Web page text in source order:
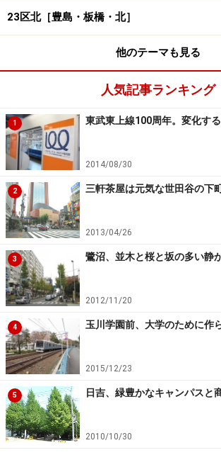
同駅西口のサンカマタが老朽化に伴い
「グランデュオ蒲田」としてオープン
らも蒲田東急プラザ同様、2階部分で
に、3階部分で西館、東館が直結し、
となっています。
周辺の大井町なども駅前再開発で利便性
東口では駅ビル川崎BEが11月14日にリ
ンする予定です。川崎、蒲田、大井町と
環境がさらに整って行くことが期待され
23区北［豊島・板橋・北］
他のテーマも見る
人気記事ランキング
1 東武東上線100周年。変化す
2014/08/30
2 三軒茶屋は元気な世田谷の下
2013/04/26
3 鷺沼、並木と桜と坂の多い静
2012/11/20
4 玉川学園前、大学のために作
2015/12/23
5 日吉、緑豊かなキャンパスと
2010/10/30